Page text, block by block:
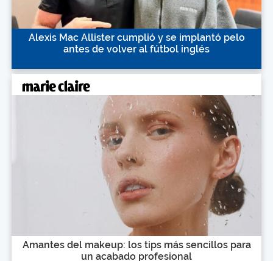
Alexis Mac Allister cumplió y se implantó pelo
antes de volver al fútbol inglés
Amantes del makeup: los tips más sencillos para
un acabado profesional